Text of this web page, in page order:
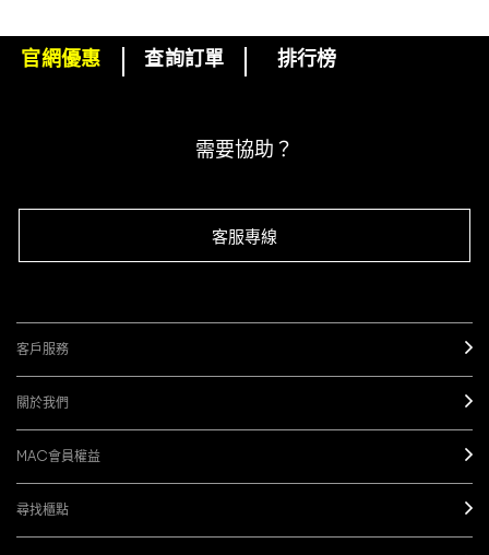
下單即可挑選精美小贈品！
官網優惠 查詢訂單 排行榜
需要協助？
客服專線
客戶服務
關於我們
MAC會員權益
尋找櫃點